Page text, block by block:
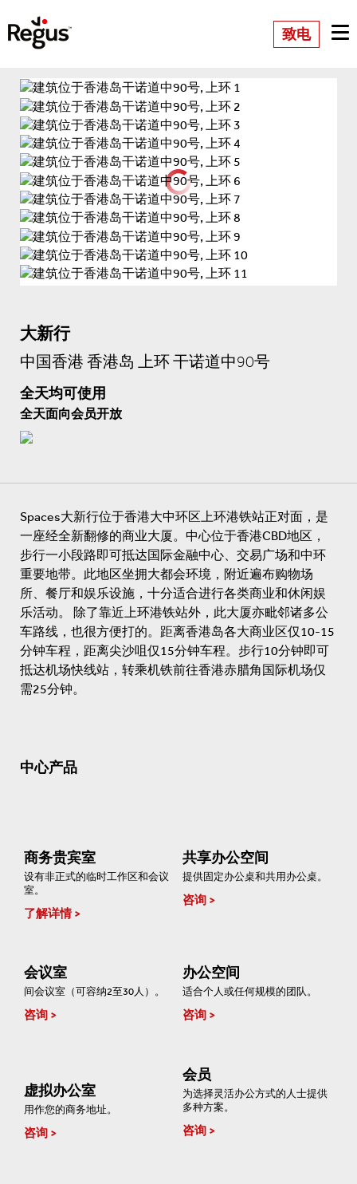
致电
大新行
中国香港 香港岛 上环 干诺道中90号
全天均可使用
全天面向会员开放
Spaces大新行位于香港大中环区上环港铁站正对面，是
一座经全新翻修的商业大厦。中心位于香港CBD地区，
步行一小段路即可抵达国际金融中心、交易广场和中环
重要地带。此地区坐拥大都会环境，附近遍布购物场
所、餐厅和娱乐设施，十分适合进行各类商业和休闲娱
乐活动。 除了靠近上环港铁站外，此大厦亦毗邻诸多公
车路线，也很方便打的。距离香港岛各大商业区仅10-15
分钟车程，距离尖沙咀仅15分钟车程。步行10分钟即可
抵达机场快线站，转乘机铁前往香港赤腊角国际机场仅
需25分钟。
中心产品
商务贵宾室
设有非正式的临时工作区和会议
室。
了解详情
共享办公空间
提供固定办公桌和共用办公桌。
咨询
会议室
间会议室（可容纳2至30人）。
咨询
办公空间
适合个人或任何规模的团队。
咨询
虚拟办公室
用作您的商务地址。
咨询
会员
为选择灵活办公方式的人士提供
多种方案。
咨询